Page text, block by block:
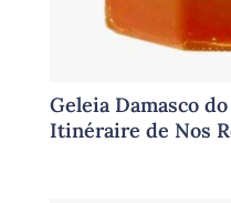
Geleia Damasco
Itinéraire de Nos